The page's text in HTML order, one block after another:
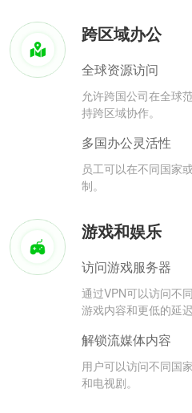
跨区域办公
全球资源访问
允许跨国公司在全球
持跨区域协作。
多国办公灵活性
员工可以在不同国家
制。
游戏和娱乐
访问游戏服务器
通过VPN可以访问不
游戏内容和更低的延迟
解锁流媒体内容
用户可以访问不同国
和电视剧。